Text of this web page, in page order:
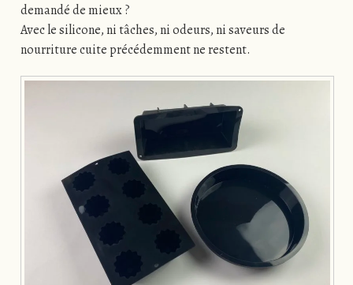
demandé de mieux ?
Avec le silicone, ni tâches, ni odeurs, ni saveurs de
nourriture cuite précédemment ne restent.